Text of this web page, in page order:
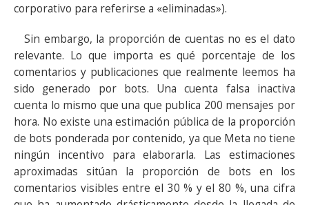
corporativo para referirse a «eliminadas»).
Sin embargo, la proporción de cuentas no es el dato
relevante. Lo que importa es qué porcentaje de los
comentarios y publicaciones que realmente leemos ha
sido generado por bots. Una cuenta falsa inactiva
cuenta lo mismo que una que publica 200 mensajes por
hora. No existe una estimación pública de la proporción
de bots ponderada por contenido, ya que Meta no tiene
ningún incentivo para elaborarla. Las estimaciones
aproximadas sitúan la proporción de bots en los
comentarios visibles entre el 30 % y el 80 %, una cifra